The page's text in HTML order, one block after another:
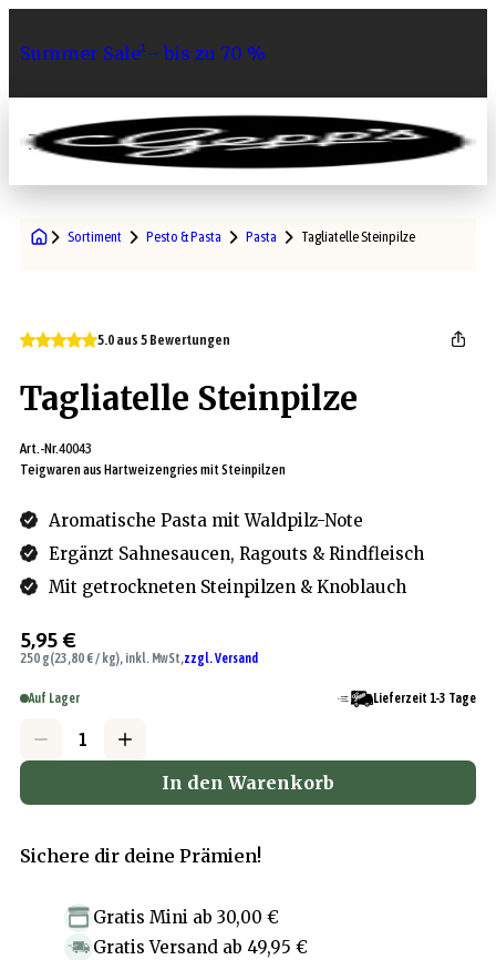
Summer Sale¹– bis zu 70 %
0
Sortiment Pesto & Pasta Pasta Tagliatelle Steinpilze
5.0 aus 5 Bewertungen
Tagliatelle Steinpilze
Art.-Nr.40043
Teigwaren aus Hartweizengries mit Steinpilzen
Aromatische Pasta mit Waldpilz-Note
Ergänzt Sahnesaucen, Ragouts & Rindfleisch
Mit getrockneten Steinpilzen & Knoblauch
5,95 €
250 g(23,80 € / kg), inkl. MwSt,zzgl. Versand
Auf Lager Lieferzeit 1-3 Tage
In den Warenkorb
Sichere dir deine Prämien!
Gratis Mini ab 30,00 €
Gratis Versand ab 49,95 €